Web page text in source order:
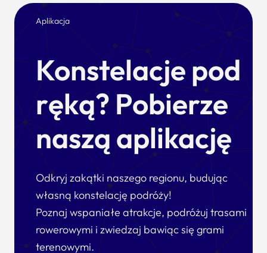
Aplikacja
Konstelacje pod
ręką? Pobierze
naszą aplikację
Odkryj zakątki naszego regionu, budując
własną konstelację podróży!
Poznaj wspaniałe atrakcje, podróżuj trasami
rowerowymi i zwiedzaj bawiąc się grami
terenowymi.